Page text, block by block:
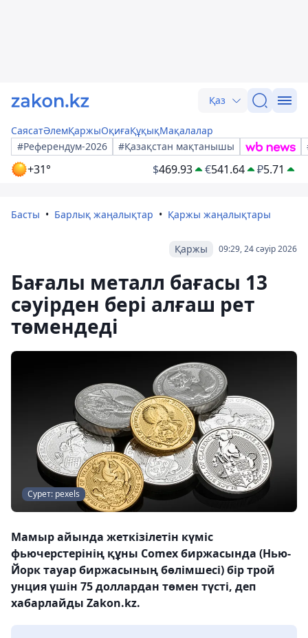
Қаз
СаясатӘлемҚаржыОқиғаҚұқықМақалалар
#Референдум-2026
#Қазақстан мақтанышы
+31° $469.93 €541.64 ₽5.71
Басты Барлық жаңалықтар Қаржы жаңалықтары
09:29, 24 сәуір 2026
Қаржы
Бағалы металл бағасы 13
сәуірден бері алғаш рет
төмендеді
Сурет: pexels
Мамыр айында жеткізілетін күміс
фьючерстерінің құны Comex биржасында (Нью-
Йорк тауар биржасының бөлімшесі) бір трой
унция үшін 75 доллардан төмен түсті, деп
хабарлайды Zakon.kz.